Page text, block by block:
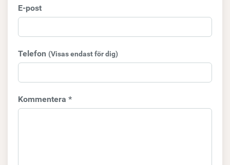
E-post
Telefon (Visas endast för dig)
Kommentera *